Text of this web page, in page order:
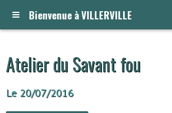
Bienvenue à VILLERVILLE
Atelier du Savant fou
Le 20/07/2016